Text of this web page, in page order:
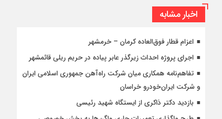
اخبار مشابه
اعزام قطار فوق‌العاده کرمان – خرمشهر
اجرای پروژه احداث زیرگذر عابر پیاده در حریم ریلی قائمشهر
تفاهم‌نامه همکاری میان شرکت راه‌آهن جمهوری اسلامی ایران
و شرکت ایران‌خودرو خراسان
بازدید دکتر ذاکری از ایستگاه شهید رئیسی